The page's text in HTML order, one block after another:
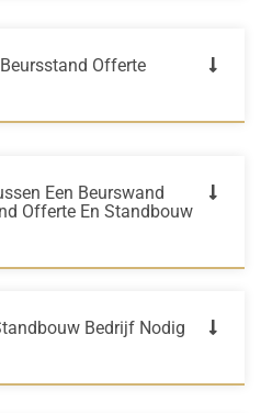
Offerte
Een Beurswand
Offerte En Standbouw
Bedrijf Nodig